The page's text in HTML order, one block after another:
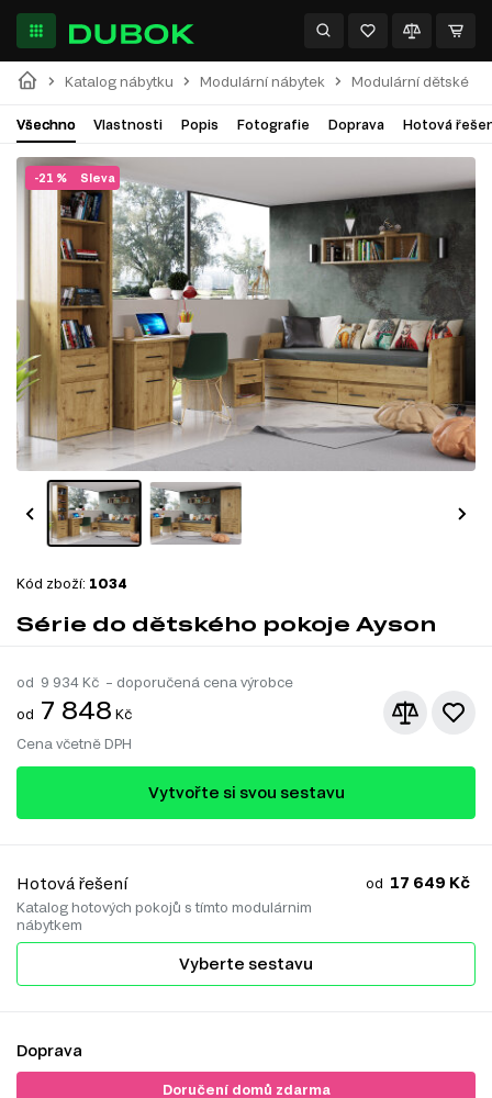
Katalog nábytku Modulární nábytek Modulární dětské
Všechno Vlastnosti Popis Fotografie Doprava Hotová
Sleva
-21 %
Kód zboží: 1034
Série do dětského pokoje Ayson
od 9 934 Kč – doporučená cena výrobce
od 7 848 Kč
Cena včetně DPH
Vytvořte si svou sestavu
Hotová řešení
Katalog hotových pokojů s tímto modulárnim
nábytkem
od 17 649 Kč
Vyberte sestavu
Doprava
Doručení domů zdarma